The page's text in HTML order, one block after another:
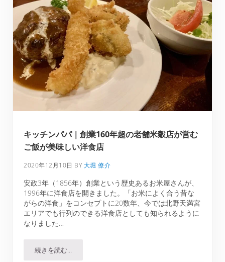
キッチンパパ｜創業160年超の老舗米穀店が営む
ご飯が美味しい洋食店
2020年12月10日 BY 大堀 僚介
安政3年（1856年）創業という歴史あるお米屋さんが、
1996年に洋食店を開きました。「お米によく合う昔な
がらの洋食」をコンセプトに20数年、今では北野天満宮
エリアでも行列のできる洋食店としても知られるように
なりました…
続きを読む…キッチンパパ｜創業160年超の老舗米穀店が営むご飯が美